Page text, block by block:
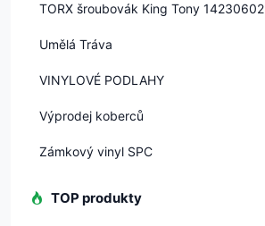
TORX šroubovák King Tony 14230602
Umělá Tráva
VINYLOVÉ PODLAHY
Výprodej koberců
Zámkový vinyl SPC
TOP produkty